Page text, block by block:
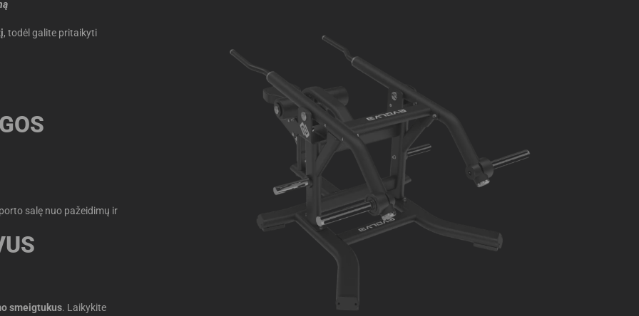
, todėl galite pritaikyti
salę nuo pažeidimų ir
smeigtukus. Laikykite